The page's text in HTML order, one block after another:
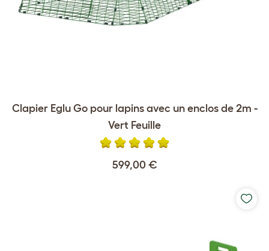
Clapier Eglu Go pour lapins avec un enclos de 2m -
Vert Feuille
599,00 €